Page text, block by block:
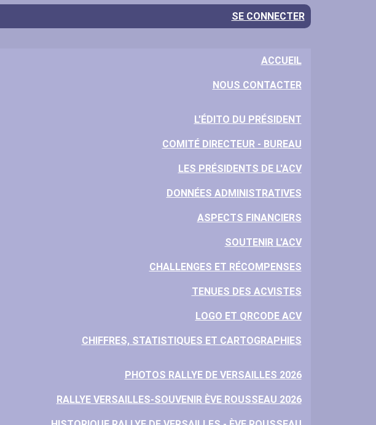
SE CONNECTER
ACCUEIL
NOUS CONTACTER
L'ÉDITO DU PRÉSIDENT
COMITÉ DIRECTEUR - BUREAU
LES PRÉSIDENTS DE L'ACV
DONNÉES ADMINISTRATIVES
ASPECTS FINANCIERS
SOUTENIR L'ACV
CHALLENGES ET RÉCOMPENSES
TENUES DES ACVISTES
LOGO ET QRCODE ACV
CHIFFRES, STATISTIQUES ET CARTOGRAPHIES
PHOTOS RALLYE DE VERSAILLES 2026
RALLYE VERSAILLES-SOUVENIR ÈVE ROUSSEAU 2026